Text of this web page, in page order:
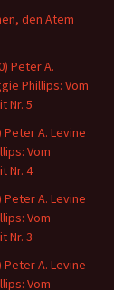
den Atem
Peter A.
Phillips: Vom
Nr. 5
Peter A. Levine
Vom
Nr. 4
Peter A. Levine
Vom
Nr. 3
Peter A. Levine
Vom